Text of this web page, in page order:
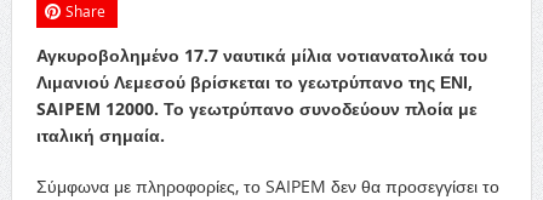
Share
Αγκυροβολημένο 17.7 ναυτικά μίλια νοτιανατολικά του
Λιμανιού Λεμεσού βρίσκεται το γεωτρύπανο της ΕΝΙ,
SAIPEM 12000. Το γεωτρύπανο συνοδεύουν πλοία με
ιταλική σημαία.
Σύμφωνα με πληροφορίες, το SAIPEM δεν θα προσεγγίσει το